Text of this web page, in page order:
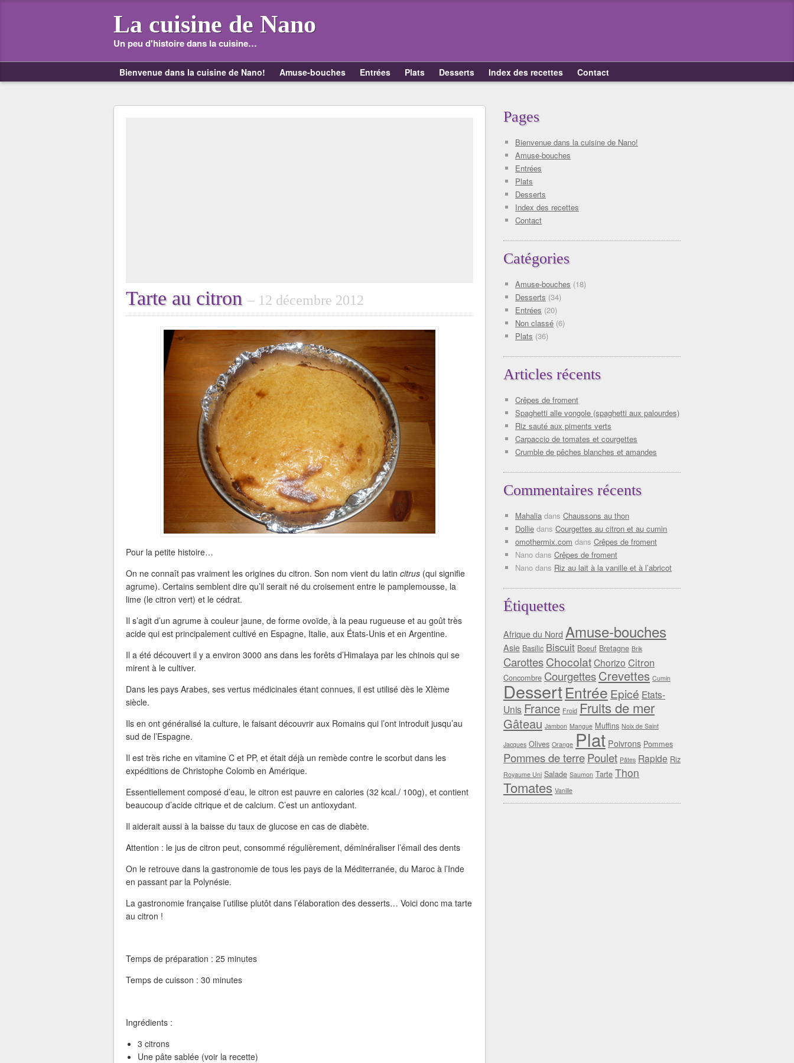
La cuisine de Nano
Un peu d'histoire dans la cuisine…
Bienvenue dans la cuisine de Nano! Amuse-bouches Entrées Plats Desserts Index des recettes Contact
Tarte au citron 12 décembre 2012
Pour la petite histoire…
On ne connaît pas vraiment les origines du citron. Son nom vient du latin citrus (qui signifie
agrume). Certains semblent dire qu’il serait né du croisement entre le pamplemousse, la
lime (le citron vert) et le cédrat.
Il s’agit d’un agrume à couleur jaune, de forme ovoïde, à la peau rugueuse et au goût très
acide qui est principalement cultivé en Espagne, Italie, aux États-Unis et en Argentine.
Il a été découvert il y a environ 3000 ans dans les forêts d’Himalaya par les chinois qui se
mirent à le cultiver.
Dans les pays Arabes, ses vertus médicinales étant connues, il est utilisé dès le XIème
siècle.
Ils en ont généralisé la culture, le faisant découvrir aux Romains qui l’ont introduit jusqu’au
sud de l’Espagne.
Il est très riche en vitamine C et PP, et était déjà un remède contre le scorbut dans les
expéditions de Christophe Colomb en Amérique.
Essentiellement composé d’eau, le citron est pauvre en calories (32 kcal./ 100g), et contient
beaucoup d’acide citrique et de calcium. C’est un antioxydant.
Il aiderait aussi à la baisse du taux de glucose en cas de diabète.
Attention : le jus de citron peut, consommé régulièrement, déminéraliser l’émail des dents
On le retrouve dans la gastronomie de tous les pays de la Méditerranée, du Maroc à l’Inde
en passant par la Polynésie.
La gastronomie française l’utilise plutôt dans l’élaboration des desserts… Voici donc ma tarte
au citron !
Temps de préparation : 25 minutes
Temps de cuisson : 30 minutes
Ingrédients :
3 citrons
Une pâte sablée (voir la recette)
Pages
Bienvenue dans la cuisine de Nano!
Amuse-bouches
Entrées
Plats
Desserts
Index des recettes
Contact
Catégories
Amuse-bouches (18)
Desserts (34)
Entrées (20)
Non classé (6)
Plats (36)
Articles récents
Crêpes de froment
Spaghetti alle vongole (spaghetti aux palourdes)
Riz sauté aux piments verts
Carpaccio de tomates et courgettes
Crumble de pêches blanches et amandes
Commentaires récents
Mahalia dans Chaussons au thon
Dollie dans Courgettes au citron et au cumin
omothermix.com dans Crêpes de froment
Nano dans Crêpes de froment
Nano dans Riz au lait à la vanille et à l’abricot
Étiquettes
Afrique du Nord Amuse-bouches
Asie Basilic Biscuit Boeuf Bretagne Brik
CarottesChocolatChorizo Citron
Concombre CourgettesCrevettes Cumin
DessertEntrée Epicé Etats-
Unis France Froid Fruits de mer
Gâteau Jambon Mangue Muffins Noix de Saint
Jacques Olives Orange Plat Poivrons Pommes
Pommes de terrePoulet Pâtes Rapide Riz
Royaume Uni Salade Saumon Tarte Thon
Tomates Vanille